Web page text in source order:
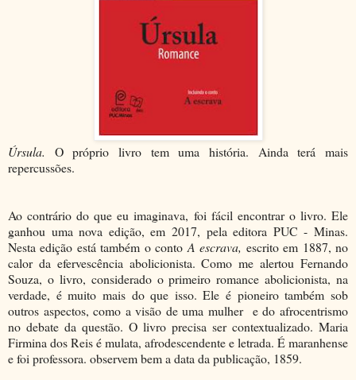
Úrsula. O próprio livro tem uma história. Ainda terá mais
repercussões.
Ao contrário do que eu imaginava, foi fácil encontrar o livro. Ele
ganhou uma nova edição, em 2017, pela editora PUC - Minas.
Nesta edição está também o conto A escrava, escrito em 1887, no
calor da efervescência abolicionista. Como me alertou Fernando
Souza, o livro, considerado o primeiro romance abolicionista, na
verdade, é muito mais do que isso. Ele é pioneiro também sob
outros aspectos, como a visão de uma mulher e do afrocentrismo
no debate da questão. O livro precisa ser contextualizado. Maria
Firmina dos Reis é mulata, afrodescendente e letrada. É maranhense
e foi professora. observem bem a data da publicação, 1859.